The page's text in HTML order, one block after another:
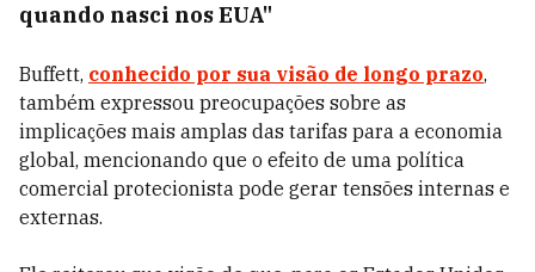
quando nasci nos EUA"
Buffett, conhecido por sua visão de longo prazo,
também expressou preocupações sobre as
implicações mais amplas das tarifas para a economia
global, mencionando que o efeito de uma política
comercial protecionista pode gerar tensões internas e
externas.